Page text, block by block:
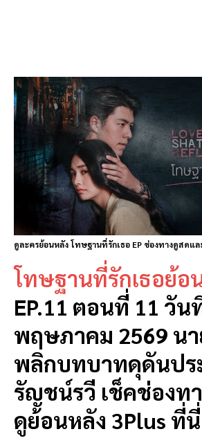
ดูละครย้อนหลัง โทษฐานที่รักเธอ EP ช่องทางดูสดแ
โทษฐานที่รักเธอย้อ
EP.11 ตอนที่ 11 วัน
พฤษภาคม 2569 น
พลิกบทบาทดุดันปร
รัญชน์รวี เช็คช่องท
ดูย้อนหลัง 3Plus ที่นี่